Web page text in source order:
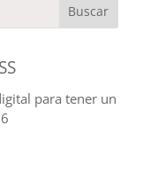
para tener un